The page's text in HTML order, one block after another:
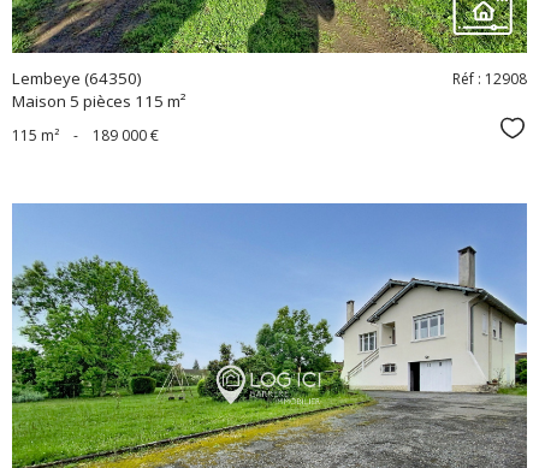
Lembeye (64350)
Maison 5 pièces 115 m²
Réf : 12908
115 m² - 189 000 €
voir le
bien